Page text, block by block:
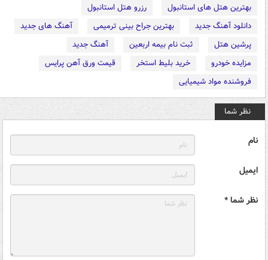
بهترین هتل های استانبول
رزرو هتل استانبول
دانلود آهنگ جدید
بهترین جراح بینی ترمیمی
آهنگ های جدید
پرشین هتل
ثبت نام بیمه اربعین
آهنگ جدید
مزایده خودرو
خرید بلیط استخر
قیمت ورق آهن پرایس
فروشنده مواد شیمیایی
نظر شما
نام
ایمیل
نظر شما *